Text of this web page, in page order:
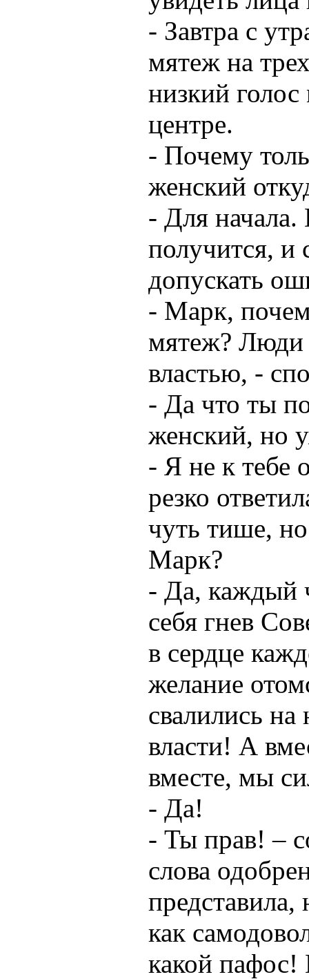
- Завтра с
мятеж на
низкий
центре.
- Почему
женский
- Для начала.
получится, и
допускать
- Марк,
мятеж? Люди
властью, -
- Да что ты
женский, но
- Я не к тебе
резко
чуть тише,
Марк?
- Да, каждый
себя гнев
в сердце
желание
свалились
власти! А
вместе, мы
- Да!
- Ты прав! –
слова
представила,
как
какой пафос!